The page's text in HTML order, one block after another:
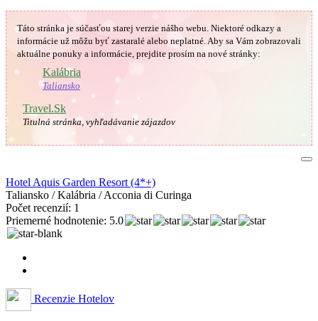
Táto stránka je súčasťou starej verzie nášho webu. Niektoré odkazy a
informácie už môžu byť zastaralé alebo neplatné.Aby sa Vám zobrazovali
aktuálne ponuky a informácie, prejdite prosím na nové stránky:
Kalábria
Taliansko
Travel.Sk
Titulná stránka, vyhľadávanie zájazdov
Hotel Aquis Garden Resort (4*+)
Taliansko / Kalábria / Acconia di Curinga
Počet recenzií: 1
Priemerné hodnotenie: 5.0
Recenzie Hotelov